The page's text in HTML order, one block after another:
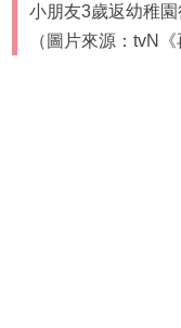
小朋友3歲返幼稚
（圖片來源：tvN